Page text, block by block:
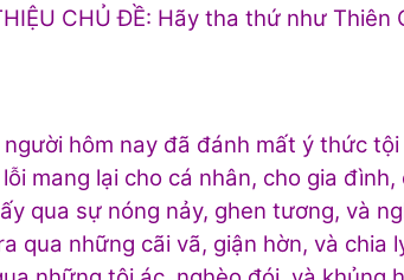
CHỦ ĐỀ: Hãy tha thứ như Thiên
người hôm nay đã đánh mất ý thức
mang lại cho cá nhân, cho gia
qua sự nóng nảy, ghen tương, và
qua những cãi vã, giận hờn, và